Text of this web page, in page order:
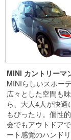
MINI カントリーマ
MINIらしいスポー
広々とした空間も
ら、大人4人が快
もぴったり。個性
会でもアウトドア
ート感覚のハンド